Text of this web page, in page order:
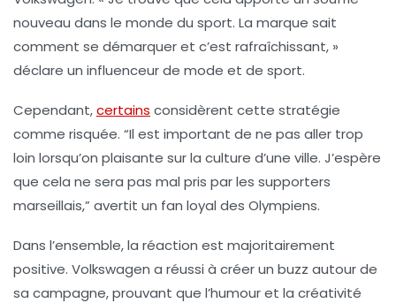
nouveau dans le monde du sport. La marque sait
comment se démarquer et c’est rafraîchissant, »
déclare un influenceur de mode et de sport.
Cependant,certains considèrent cette stratégie
comme risquée. “Il est important de ne pas aller trop
loin lorsqu’on plaisante sur la culture d’une ville. J’espère
que cela ne sera pas mal pris par les supporters
marseillais,” avertit un fan loyal des Olympiens.
Dans l’ensemble, la réaction est majoritairement
positive. Volkswagen a réussi à créer un buzz autour de
sa campagne, prouvant que l’humour et la créativité